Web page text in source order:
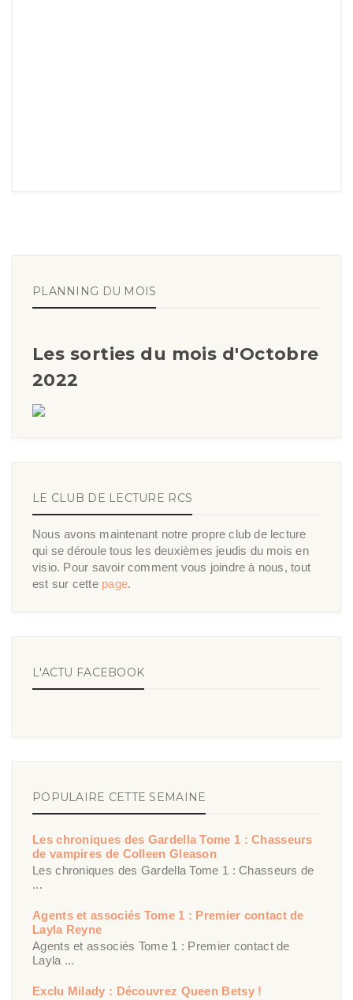
PLANNING DU MOIS
Les sorties du mois d'Octobre
2022
LE CLUB DE LECTURE RCS
Nous avons maintenant notre propre club de lecture
qui se déroule tous les deuxièmes jeudis du mois en
visio. Pour savoir comment vous joindre à nous, tout
est sur cette page.
L'ACTU FACEBOOK
POPULAIRE CETTE SEMAINE
Les chroniques des Gardella Tome 1 : Chasseurs
de vampires de Colleen Gleason
Les chroniques des Gardella Tome 1 : Chasseurs de
...
Agents et associés Tome 1 : Premier contact de
Layla Reyne
Agents et associés Tome 1 : Premier contact de
Layla ...
Exclu Milady : Découvrez Queen Betsy !